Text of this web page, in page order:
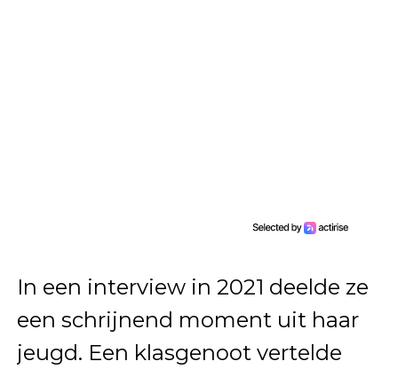
In een interview in 2021 deelde ze
een schrijnend moment uit haar
jeugd. Een klasgenoot vertelde